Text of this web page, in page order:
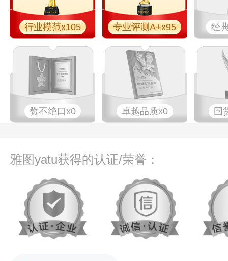
行业模范x105 专业评测A+x95 经
赞不绝口x0 卓越品质x0 国
雅图yatu获得的认证/荣誉：